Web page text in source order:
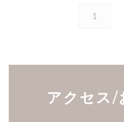
1
アクセス/